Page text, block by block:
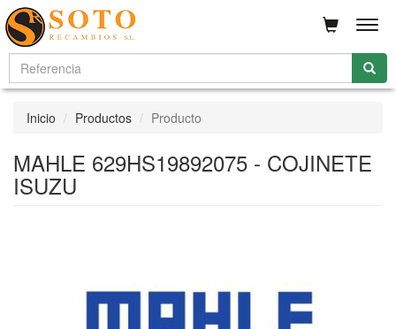
Inicio Productos Producto
MAHLE 629HS19892075 - COJINETE
ISUZU